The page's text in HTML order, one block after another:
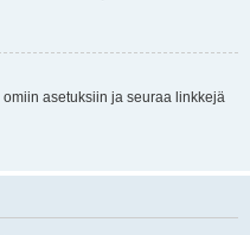
asetuksiin ja seuraa linkkejä